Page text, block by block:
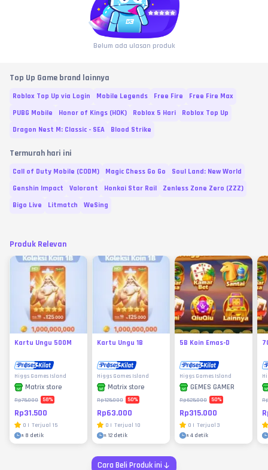
Belum ada ulasan produk
Top Up Game brand lainnya
Roblox Top Up via Login Mobile Legends Free Fire
Free Fire Max
PUBG Mobile
Honor of Kings (HOK) Roblox 5 Hari
Roblox Top Up
Dragon Nest M: Classic - SEA
Blood Strike
Termurah hari ini
Call of Duty Mobile (CODM) Magic Chess Go Go
Soul Land: New World
Genshin Impact
Valorant Honkai Star Rail
Zenless Zone Zero (ZZZ)
Bigo Live
Litmatch WeSing
Produk Relevan
Kartu Ungu 500M
Higgs Games Island
Matrix store
Rp75.000 58%
Rp31.500
0 | Terjual 15
± 8 detik
Kartu Ungu 1B
Higgs Games Island
Matrix store
Rp125.000 50%
Rp63.000
0 | Terjual 10
±12 detik
5B Koin Emas-D
Higgs Games Island
GEMES GAMER
Rp625.000 50%
Rp315.000
0 | Terjual 3
±4 detik
Cara Beli Produk ini